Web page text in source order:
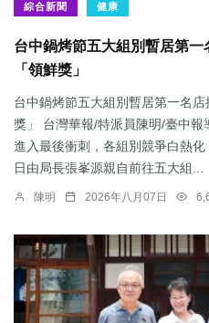
綜合新聞 健康
台中鍋烤節五大組別暫居第
「領鮮獎」
台中鍋烤節五大組別暫居第一名
獎」 台灣華報/特派員陳明/臺中
進入最後衝刺，各組別競爭白熱化
日由局長張峯源親自前往五大組...
陳明 2026年八月07日